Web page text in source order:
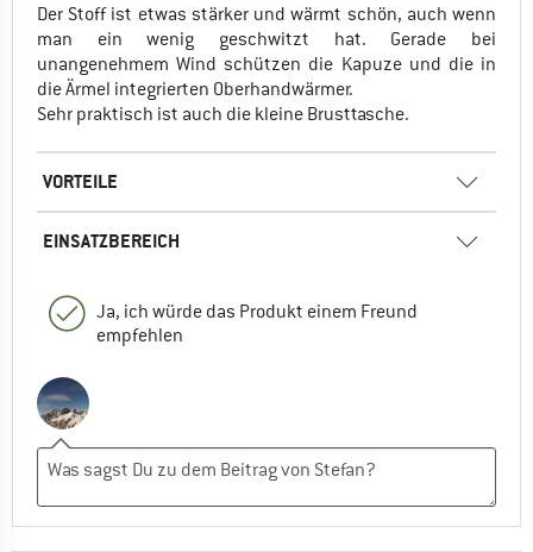
Der Stoff ist etwas stärker und wärmt schön, auch wenn
man ein wenig geschwitzt hat. Gerade bei
unangenehmem Wind schützen die Kapuze und die in
die Ärmel integrierten Oberhandwärmer.
Sehr praktisch ist auch die kleine Brusttasche.
VORTEILE
EINSATZBEREICH
Ja, ich würde das Produkt einem Freund
empfehlen